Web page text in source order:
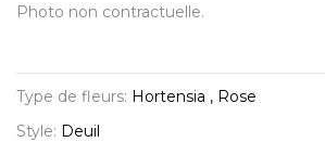
Photo non contractuelle.
Type de fleurs: Hortensia , Rose
Style: Deuil